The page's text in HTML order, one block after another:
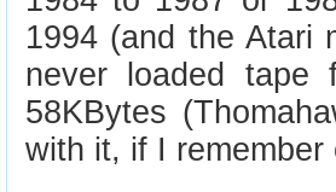
1994 (and the Atari
never loaded
58KBytes
with it, if I remember